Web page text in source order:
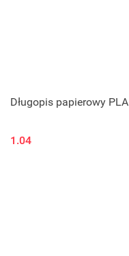
Długopis papierowy PLA
1.04